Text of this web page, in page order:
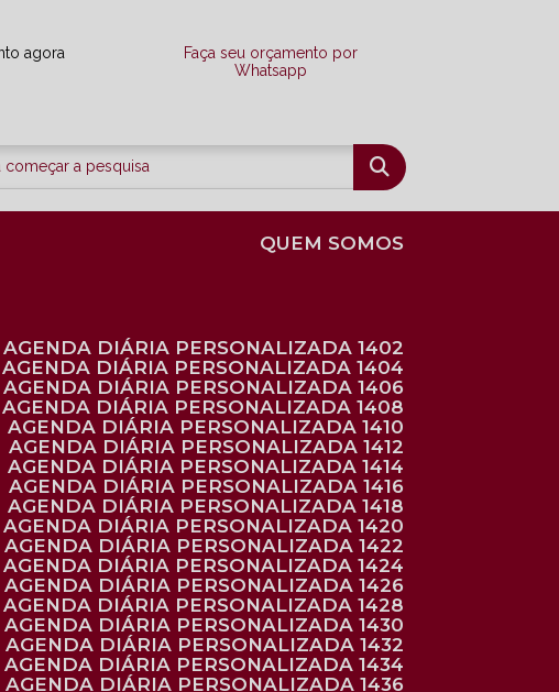
agora
Faça seu orçamento por
Whatsapp
QUEM SOMOS
AGENDA DIÁRIA PERSONALIZADA 1402
AGENDA DIÁRIA PERSONALIZADA 1404
AGENDA DIÁRIA PERSONALIZADA 1406
AGENDA DIÁRIA PERSONALIZADA 1408
AGENDA DIÁRIA PERSONALIZADA 1410
AGENDA DIÁRIA PERSONALIZADA 1412
AGENDA DIÁRIA PERSONALIZADA 1414
AGENDA DIÁRIA PERSONALIZADA 1416
AGENDA DIÁRIA PERSONALIZADA 1418
AGENDA DIÁRIA PERSONALIZADA 1420
AGENDA DIÁRIA PERSONALIZADA 1422
AGENDA DIÁRIA PERSONALIZADA 1424
AGENDA DIÁRIA PERSONALIZADA 1426
AGENDA DIÁRIA PERSONALIZADA 1428
AGENDA DIÁRIA PERSONALIZADA 1430
AGENDA DIÁRIA PERSONALIZADA 1432
AGENDA DIÁRIA PERSONALIZADA 1434
AGENDA DIÁRIA PERSONALIZADA 1436